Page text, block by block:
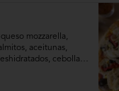
mozzarella,
aceitunas,
cebolla